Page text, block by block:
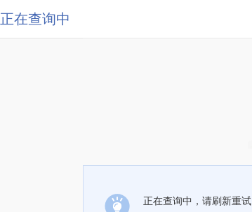
正在查询中
正在查询中，请刷新重试